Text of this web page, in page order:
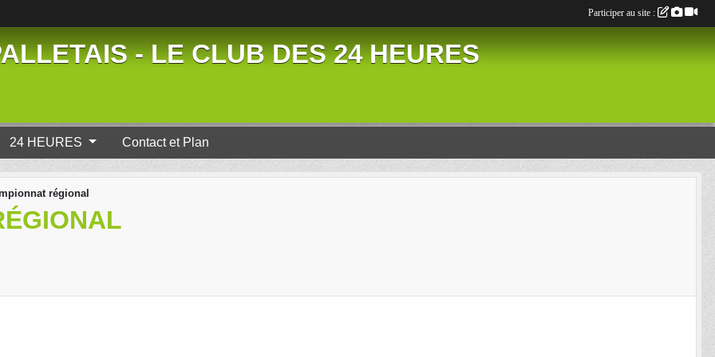
- LE CLUB DES 24 HEURES
24 HEURES Contact et Plan
régional
Participer au site :